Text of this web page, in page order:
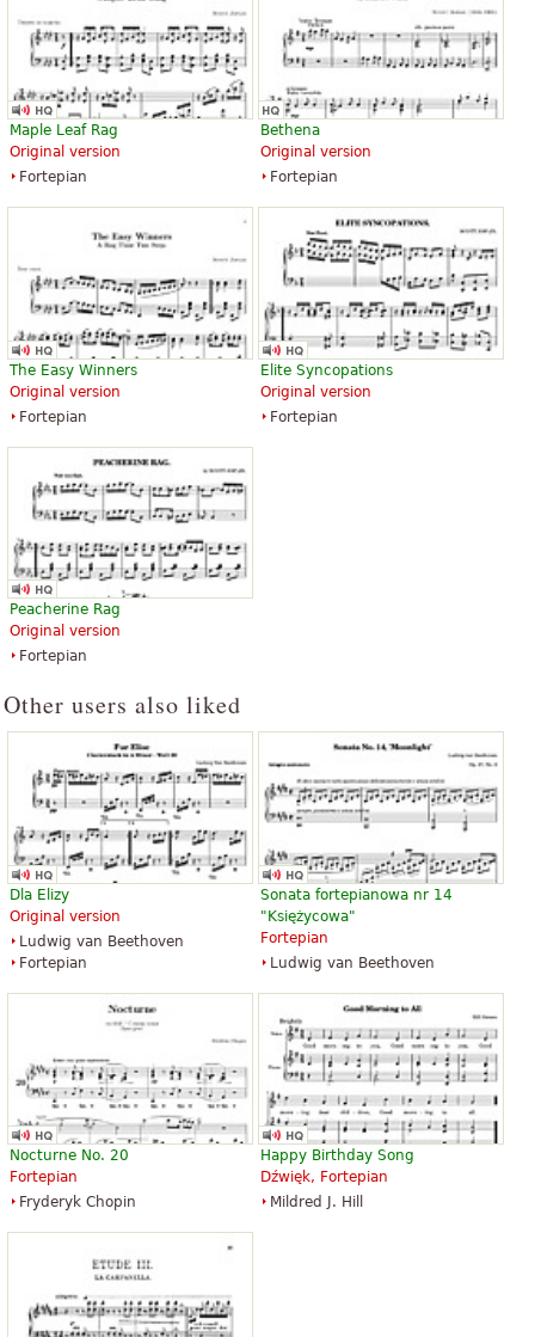
The Entertainer
14,84 zł
Piano Solo
G. Schirmer
14,99 zł
Piano
Willis Music
The Entertainer
29,86 zł
Clarinet Solo
Kendor Music Inc
The Entertainer
35,68 zł
Saxophone
Kendor Music Inc
The Entertainer
41,13 zł
B-Flat Clarinet
Kendor Music Inc
Maple Leaf Rag
Original version
Fortepian
Bethena
Original version
Fortepian
The Easy Winners
Original version
Fortepian
Elite Syncopations
Original version
Fortepian
Peacherine Rag
Original version
Fortepian
Other users also liked
Dla Elizy
Original version
Ludwig van Beethoven
Fortepian
Sonata fortepianowa nr 14
"Księżycowa"
Fortepian
Ludwig van Beethoven
Nocturne No. 20
Fortepian
Fryderyk Chopin
Happy Birthday Song
Dźwięk, Fortepian
Mildred J. Hill